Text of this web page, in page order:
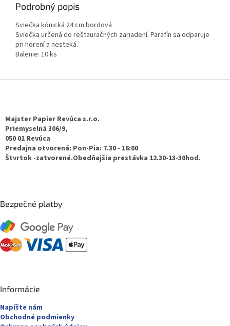
Podrobný popis
Sviečka kónická 24 cm bordová
Sviečka určená do reštauračných zariadení. Parafín sa odparuje
pri horení a nesteká.
Balenie: 10 ks
Majster Papier Revúca s.r.o.
Priemyselná 306/9,
050 01 Revúca
Predajna otvorená: Pon-Pia: 7.30 - 16:00
Štvrtok -zatvorené.Obedňajšia prestávka 12.30-13-30hod.
Bezpečné platby
Informácie
Napíšte nám
Obchodné podmienky